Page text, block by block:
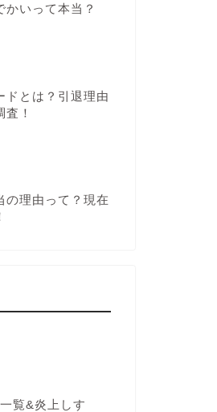
かいって本当？
ドとは？引退理由
！
の理由って？現在
覧&炎上しす